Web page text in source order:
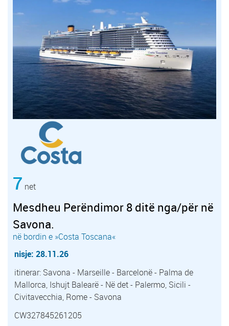
7 net
Mesdheu Perëndimor 8 ditë nga/për në
Savona.
në bordin e »Costa Toscana«
nisje: 28.11.26
itinerar: Savona - Marseille - Barcelonë - Palma de
Mallorca, Ishujt Balearë - Në det - Palermo, Sicili -
Civitavecchia, Rome - Savona
CW327845261205